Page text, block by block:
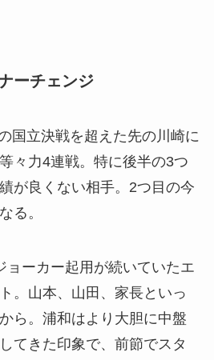
ーチェンジ
国立決戦を超えた先の川崎に
々力4連戦。特に後半の3つ
が良くない相手。2つ目の今
る。
ーカー起用が続いていたエ
。山本、山田、家長といっ
ら。浦和はより大胆に中盤
てきた印象で、前節でスタ